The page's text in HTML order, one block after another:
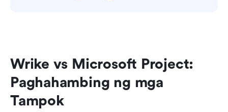
Wrike vs Microsoft Project:
Paghahambing ng mga
Tampok